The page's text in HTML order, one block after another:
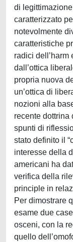
di
caratterizzato
notevolmente
caratteristiche
radici dell’harm
dall’ottica
propria nuova
un’ottica di
nozioni alla
recente dottrina
spunti di
stato definito il
interesse della
americani ha
verifica della
principle in
Per dimostrare
esame due
osceni, con la
quello